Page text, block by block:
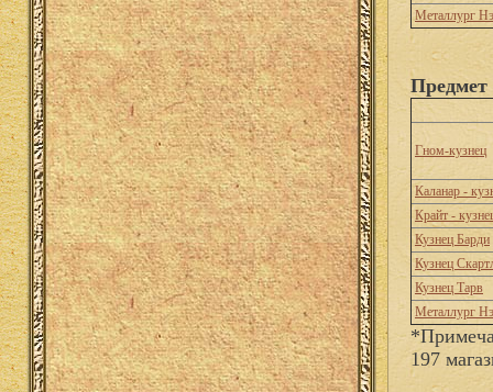
Металлург
Гном-кузнец
Каланар -
Крайт -
Кузнец Барди
Кузнец
Кузнец Тарв
Металлург
197